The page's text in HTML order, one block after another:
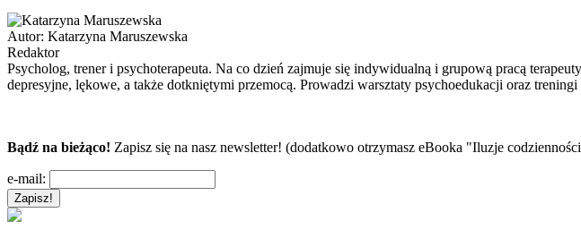
Autor: Katarzyna Maruszewska
Redaktor
Psycholog, trener i psychoterapeuta. Na co dzień zajmuje się indywidualną i grupową pracą
depresyjne, lękowe, a także dotkniętymi przemocą. Prowadzi warsztaty psychoedukacji oraz
Bądź na bieżąco! Zapisz się na nasz newsletter! (dodatkowo otrzymasz eBooka "Iluzje
e-mail: